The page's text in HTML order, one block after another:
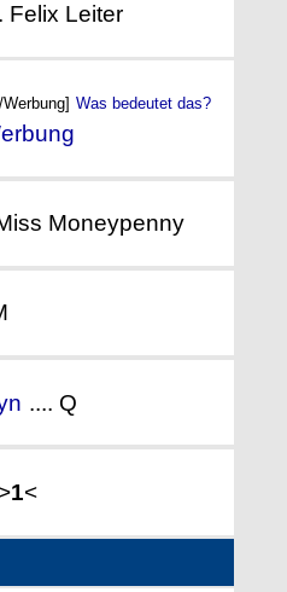
Felix Leiter
Was bedeutet das?
Moneypenny
.... Q
>1<